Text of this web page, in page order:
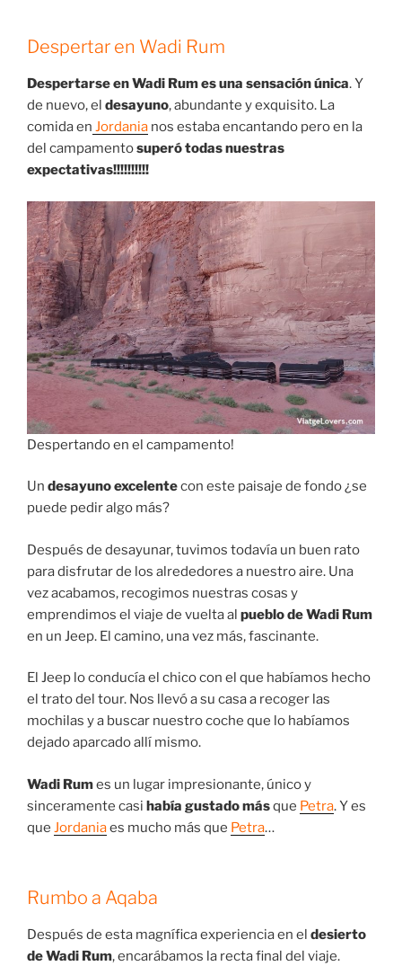
Despertar en Wadi Rum
Despertarse en Wadi Rum es una sensación única. Y
de nuevo, el desayuno, abundante y exquisito. La
comida en Jordania nos estaba encantando pero en la
del campamentosuperó todas nuestras
expectativas!!!!!!!!!!
Despertando en el campamento!
Un desayuno excelentecon este paisaje de fondo ¿se
puede pedir algo más?
Después de desayunar, tuvimos todavía un buen rato
para disfrutar de los alrededores a nuestro aire. Una
vez acabamos, recogimos nuestras cosas y
emprendimos el viaje de vuelta al pueblo de Wadi Rum
en un Jeep. El camino, una vez más, fascinante.
El Jeep lo conducía el chico con el que habíamos hecho
el trato del tour. Nos llevó a su casa a recoger las
mochilas y a buscar nuestro coche que lo habíamos
dejado aparcado allí mismo.
Wadi Rumes un lugar impresionante, único y
sinceramente casi había gustado másque Petra. Y es
que Jordaniaes mucho más que Petra…
Rumbo a Aqaba
Después de esta magnífica experiencia en el desierto
de Wadi Rum, encarábamos la recta final del viaje.